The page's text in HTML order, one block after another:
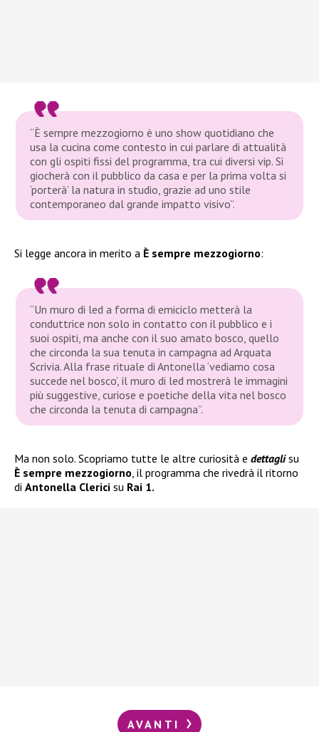
“È sempre mezzogiorno è uno show quotidiano che
usa la cucina come contesto in cui parlare di attualità
con gli ospiti fissi del programma, tra cui diversi vip. Si
giocherà con il pubblico da casa e per la prima volta si
‘porterà’ la natura in studio, grazie ad uno stile
contemporaneo dal grande impatto visivo”.
Si legge ancora in merito a È sempre mezzogiorno:
“Un muro di led a forma di emiciclo metterà la
conduttrice non solo in contatto con il pubblico e i
suoi ospiti, ma anche con il suo amato bosco, quello
che circonda la sua tenuta in campagna ad Arquata
Scrivia. Alla frase rituale di Antonella ‘vediamo cosa
succede nel bosco’, il muro di led mostrerà le immagini
più suggestive, curiose e poetiche della vita nel bosco
che circonda la tenuta di campagna”.
Ma non solo. Scopriamo tutte le altre curiosità e dettaglisu
È sempre mezzogiorno , il programma che rivedrà il ritorno
di Antonella Clerici su Rai 1.
AVANTI